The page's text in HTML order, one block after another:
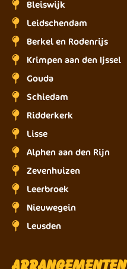
Bleiswijk
Leidschendam
Berkel en Rodenrijs
Krimpen aan den Ijssel
Gouda
Schiedam
Ridderkerk
Lisse
Alphen aan den Rijn
Zevenhuizen
Leerbroek
Nieuwegein
Leusden
Arrangementen